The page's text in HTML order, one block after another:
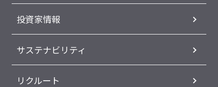
投資家情報
サステナビリティ
リクルート